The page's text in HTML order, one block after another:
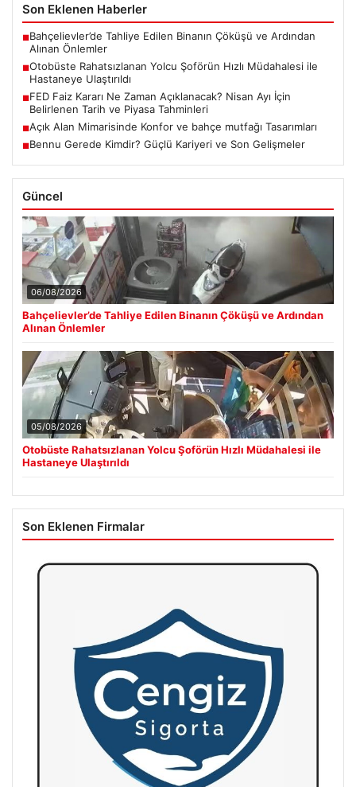
Son Eklenen Haberler
■Bahçelievler’de Tahliye Edilen Binanın Çöküşü ve Ardından
Alınan Önlemler
■Otobüste Rahatsızlanan Yolcu Şoförün Hızlı Müdahalesi ile
Hastaneye Ulaştırıldı
■FED Faiz Kararı Ne Zaman Açıklanacak? Nisan Ayı İçin
Belirlenen Tarih ve Piyasa Tahminleri
■Açık Alan Mimarisinde Konfor ve bahçe mutfağı Tasarımları
■Bennu Gerede Kimdir? Güçlü Kariyeri ve Son Gelişmeler
Güncel
06/08/2026
Bahçelievler’de Tahliye Edilen Binanın Çöküşü ve Ardından
Alınan Önlemler
05/08/2026
Otobüste Rahatsızlanan Yolcu Şoförün Hızlı Müdahalesi ile
Hastaneye Ulaştırıldı
Son Eklenen Firmalar